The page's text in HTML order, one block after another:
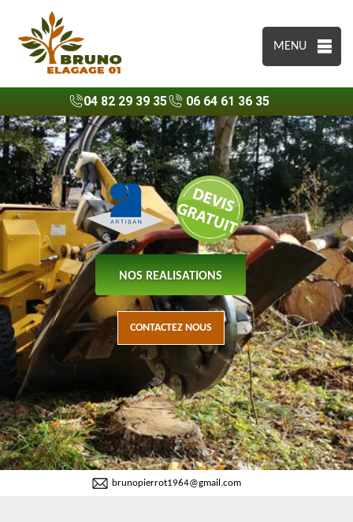
MENU
04 82 29 39 35 06 64 61 36 35
NOS REALISATIONS
CONTACTEZ NOUS
brunopierrot1964@gmail.com